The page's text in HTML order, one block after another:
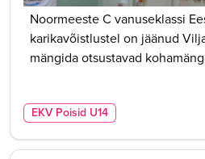
Noormeeste C vanuseklassi
karikavõistlustel on jäänud
mängida otsustavad
EKV Poisid U14